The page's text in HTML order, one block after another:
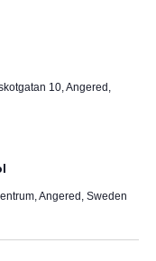
10, Angered,
Angered, Sweden